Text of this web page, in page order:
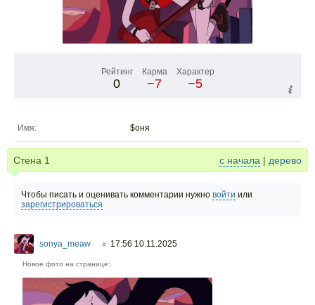
Рейтинг
0
Карма
−7
Характер
−5
Имя: $оня
Стена 1 с начала | дерево
Чтобы писать и оценивать комментарии нужно войти или
зарегистрироваться
sonya_meaw ○ 17:56 10.11.2025
Новое фото на странице: